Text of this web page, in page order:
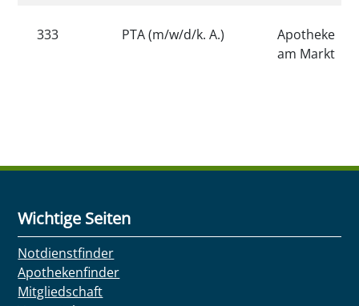
333 PTA (m/w/d/k. A.)
Apotheke
am Markt
Wichtige Seiten
Notdienstfinder
Apothekenfinder
Mitgliedschaft